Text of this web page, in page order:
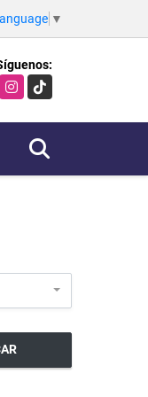
▼
Instagram
TikTok